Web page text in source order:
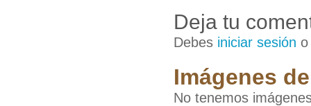
Deja tu
Debes iniciar sesión
Imágenes
No tenemos